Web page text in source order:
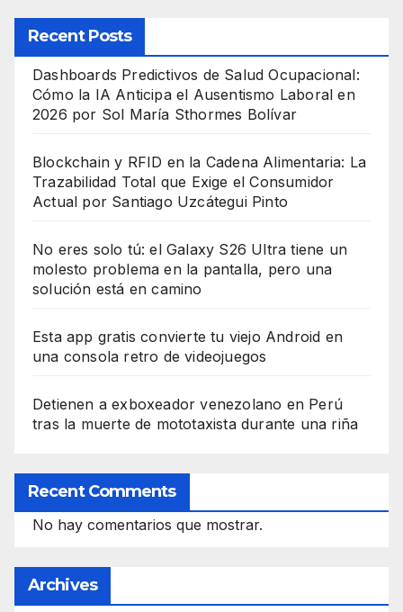
Recent Posts
Dashboards Predictivos de Salud Ocupacional:
Cómo la IA Anticipa el Ausentismo Laboral en
2026 por Sol María Sthormes Bolívar
Blockchain y RFID en la Cadena Alimentaria: La
Trazabilidad Total que Exige el Consumidor
Actual por Santiago Uzcátegui Pinto
No eres solo tú: el Galaxy S26 Ultra tiene un
molesto problema en la pantalla, pero una
solución está en camino
Esta app gratis convierte tu viejo Android en
una consola retro de videojuegos
Detienen a exboxeador venezolano en Perú
tras la muerte de mototaxista durante una riña
Recent Comments
No hay comentarios que mostrar.
Archives